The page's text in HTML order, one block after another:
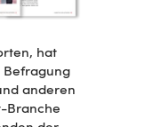
hat
Befragung
anderen
Branche